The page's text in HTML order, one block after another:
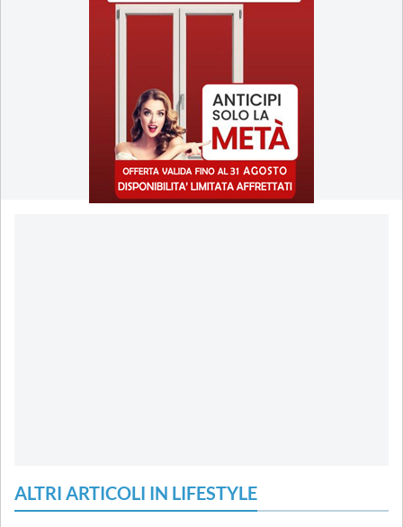
ALTRI ARTICOLI IN LIFESTYLE